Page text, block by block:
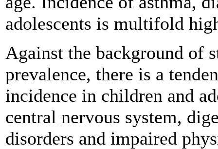
adolescents is multifold
Against the background of
prevalence, there is a
incidence in children and
central nervous system,
disorders and impaired